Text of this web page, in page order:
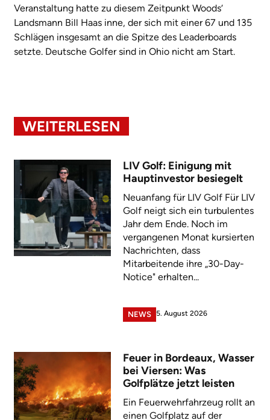
Veranstaltung hatte zu diesem Zeitpunkt Woods‘
Landsmann Bill Haas inne, der sich mit einer 67 und 135
Schlägen insgesamt an die Spitze des Leaderboards
setzte. Deutsche Golfer sind in Ohio nicht am Start.
WEITERLESEN
LIV Golf: Einigung mit
Hauptinvestor besiegelt
Neuanfang für LIV Golf Für LIV
Golf neigt sich ein turbulentes
Jahr dem Ende. Noch im
vergangenen Monat kursierten
Nachrichten, dass
Mitarbeitende ihre „30-Day-
Notice" erhalten...
NEWS 5. August 2026
Feuer in Bordeaux, Wasser
bei Viersen: Was
Golfplätze jetzt leisten
Ein Feuerwehrfahrzeug rollt an
einen Golfplatz auf der